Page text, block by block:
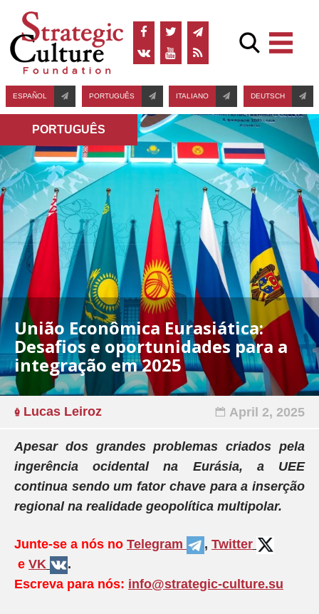
ESPAÑOL PORTUGUÊS ITALIANO DEUTSCH
PORTUGUÊS
União Econômica Eurasiática:
Desafios e oportunidades para a
integração em 2025
Lucas Leiroz April 2, 2025
Apesar dos grandes problemas criados pela
ingerência ocidental na Eurásia, a UEE
continua sendo um fator chave para a inserção
regional na realidade geopolítica multipolar.
Junte-se a nós no Telegram , Twitter
e VK
.
Escreva para nós: info@strategic-culture.su